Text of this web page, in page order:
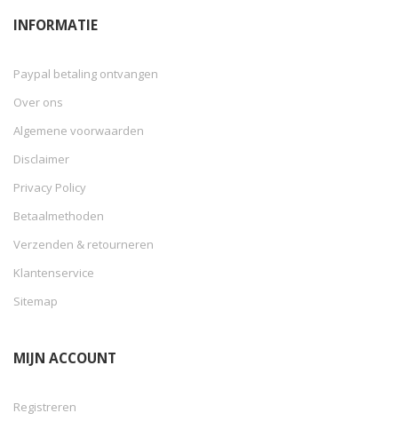
INFORMATIE
Paypal betaling ontvangen
Over ons
Algemene voorwaarden
Disclaimer
Privacy Policy
Betaalmethoden
Verzenden & retourneren
Klantenservice
Sitemap
MIJN ACCOUNT
Registreren